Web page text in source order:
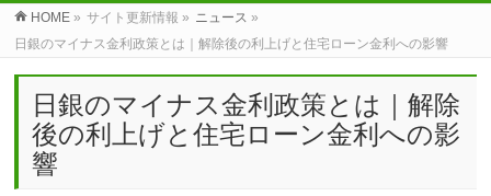
HOME » サイト更新情報 » ニュース »
日銀のマイナス金利政策とは｜解除後の利上げと住宅ローン金利への影響
日銀のマイナス金利政策とは｜解除
後の利上げと住宅ローン金利への影
響